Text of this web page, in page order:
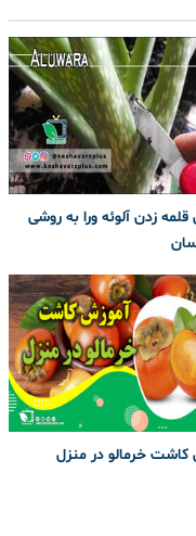
زدن آلوئه ورا به روشی
کاشت خرمالو در منزل